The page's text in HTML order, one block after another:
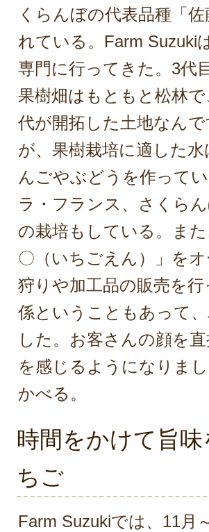
くらんぼの代表品種「
れている。Farm Suzuki
専門に行ってきた。3代
果樹畑はもともと松林
代が開拓した土地なん
が、果樹栽培に適した
んごやぶどうを作って
ラ・フランス、さくら
の栽培もしている。ま
〇（いちごえん）」を
狩りや加工品の販売を
係ということもあって
した。お客さんの顔を
を感じるようになりま
かべる。
時間をかけて旨
ちご
Farm Suzukiでは、11月